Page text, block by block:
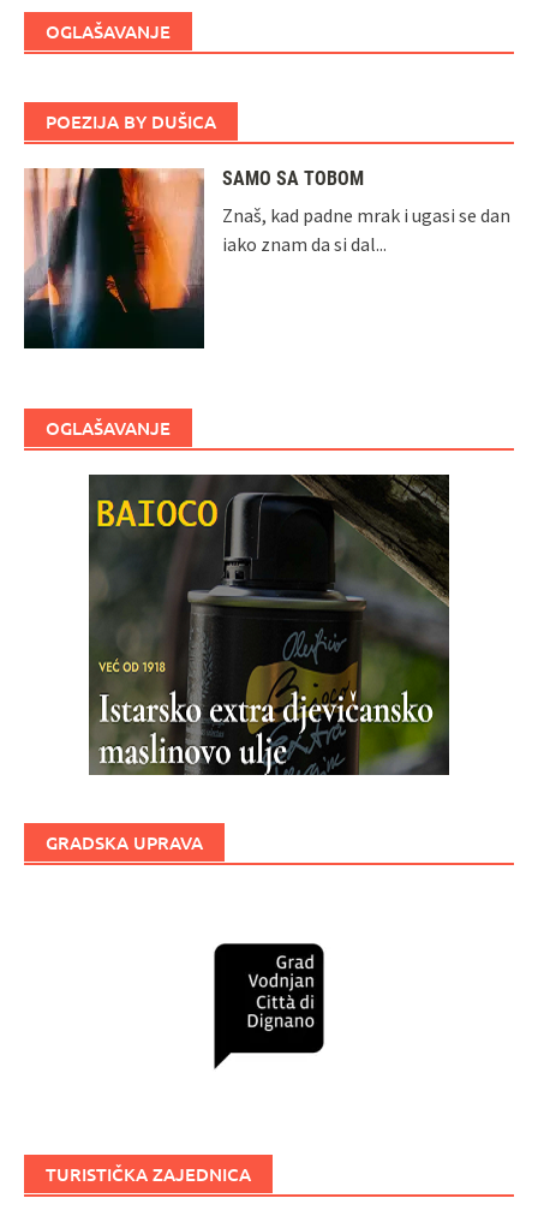
OGLAŠAVANJE
POEZIJA BY DUŠICA
SAMO SA TOBOM
Znaš, kad padne mrak i ugasi se dan
iako znam da si dal...
OGLAŠAVANJE
GRADSKA UPRAVA
TURISTIČKA ZAJEDNICA